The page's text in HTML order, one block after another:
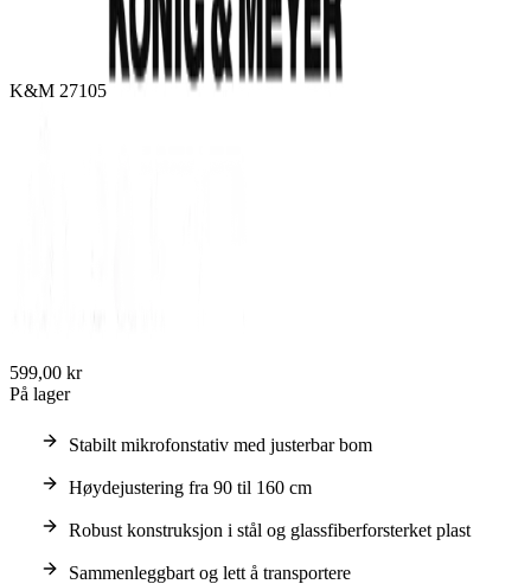
K&M 27105
599,00 kr
På lager
Stabilt mikrofonstativ med justerbar bom
Høydejustering fra 90 til 160 cm
Robust konstruksjon i stål og glassfiberforsterket plast
Sammenleggbart og lett å transportere